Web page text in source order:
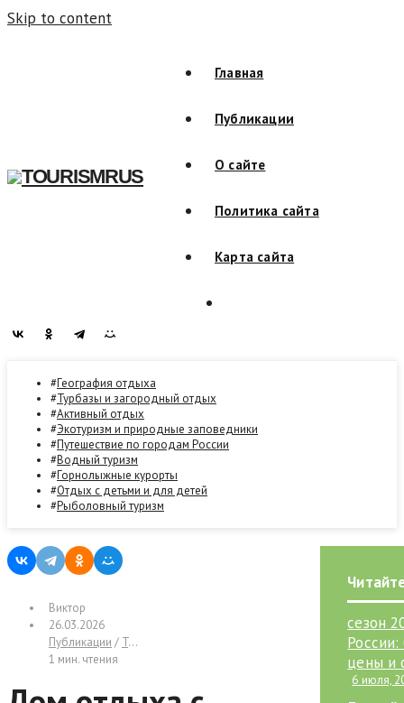
Skip to content
TOURISMRUS
Главная
Публикации
О сайте
Политика сайта
Карта сайта
География отдыха
Турбазы и загородный отдых
Активный отдых
Экотуризм и природные заповедники
Путешествие по городам России
Водный туризм
Горнолыжные курорты
Отдых с детьми и для детей
Рыболовный туризм
Виктор
26.03.2026
Публикации / Турбазы и загородный отдых
1 мин. чтения
6 июля,